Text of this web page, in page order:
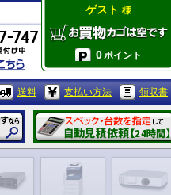
ゲスト 様
0ポイント
送料 支払い方法 領収書